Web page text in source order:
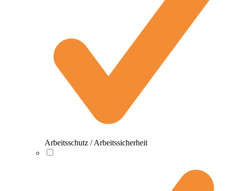
Arbeitsschutz / Arbeitssicherheit